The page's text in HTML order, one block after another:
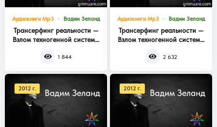
Аудиокниги Mp3 Вадим Зеланд
Трансерфинг реальности —
Взлом техногенной системы
1 844
Аудиокниги Mp3 Вадим Зеланд
Трансерфинг реальности —
Взлом техногенной системы
2 632
2012 г. 2012 г.